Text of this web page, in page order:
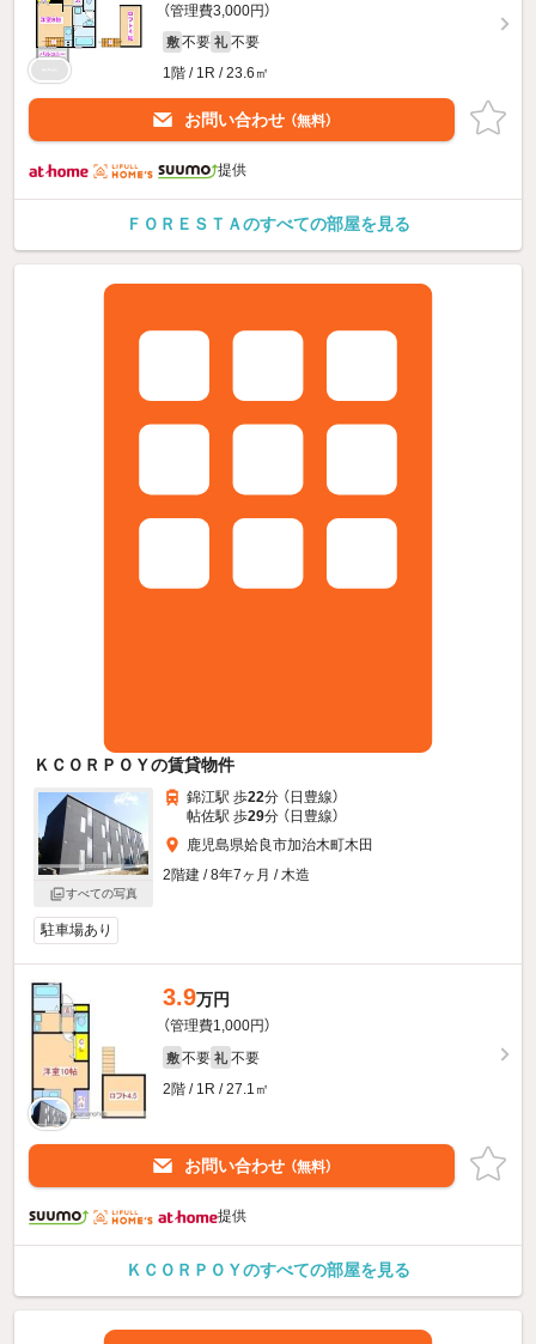
（管理費3,000円）
敷 不要 礼 不要
1階 / 1R / 23.6㎡
お問い合わせ （無料）
提供
ＦＯＲＥＳＴＡのすべての部屋を見る
ＫＣＯＲＰＯＹの賃貸物件
すべての写真
錦江駅 歩22分 （日豊線）
帖佐駅 歩29分 （日豊線）
鹿児島県姶良市加治木町木田
2階建 / 8年7ヶ月 / 木造
駐車場あり
3.9万円
（管理費1,000円）
敷 不要 礼 不要
2階 / 1R / 27.1㎡
お問い合わせ （無料）
提供
ＫＣＯＲＰＯＹのすべての部屋を見る